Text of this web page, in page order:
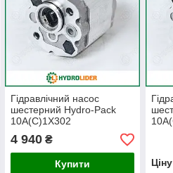
Гідравлічний насос
шестерний Hydro-Pack
10A(C)1X302
4 940₴
Купити